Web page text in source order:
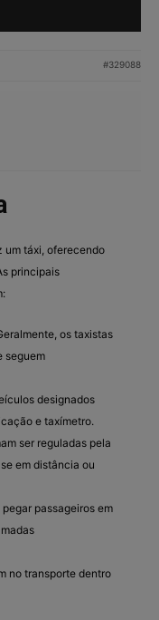
#329088
um táxi, oferecendo
principais
os taxistas
seguem
designados
e taxímetro.
ser reguladas pela
em distância ou
pegar passageiros em
no transporte dentro